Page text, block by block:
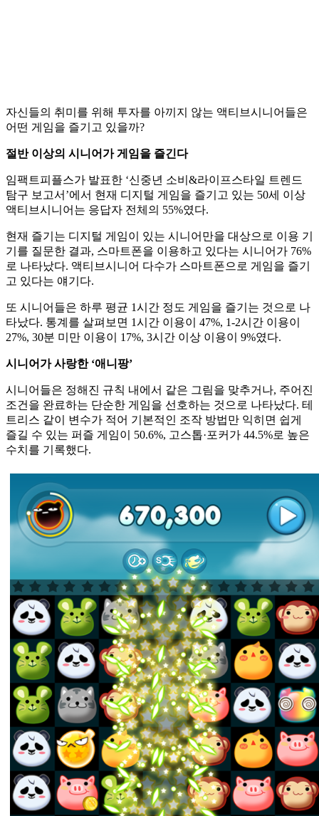
자신들의 취미를 위해 투자를 아끼지 않는 액티브시니어들은
어떤 게임을 즐기고 있을까?
절반 이상의 시니어가 게임을 즐긴다
임팩트피플스가 발표한 ‘신중년 소비&라이프스타일 트렌드
탐구 보고서’에서 현재 디지털 게임을 즐기고 있는 50세 이상
액티브시니어는 응답자 전체의 55%였다.
현재 즐기는 디지털 게임이 있는 시니어만을 대상으로 이용 기
기를 질문한 결과, 스마트폰을 이용하고 있다는 시니어가 76%
로 나타났다. 액티브시니어 다수가 스마트폰으로 게임을 즐기
고 있다는 얘기다.
또 시니어들은 하루 평균 1시간 정도 게임을 즐기는 것으로 나
타났다. 통계를 살펴보면 1시간 이용이 47%, 1-2시간 이용이
27%, 30분 미만 이용이 17%, 3시간 이상 이용이 9%였다.
시니어가 사랑한 ‘애니팡’
시니어들은 정해진 규칙 내에서 같은 그림을 맞추거나, 주어진
조건을 완료하는 단순한 게임을 선호하는 것으로 나타났다. 테
트리스 같이 변수가 적어 기본적인 조작 방법만 익히면 쉽게
즐길 수 있는 퍼즐 게임이 50.6%, 고스톱·포커가 44.5%로 높은
수치를 기록했다.